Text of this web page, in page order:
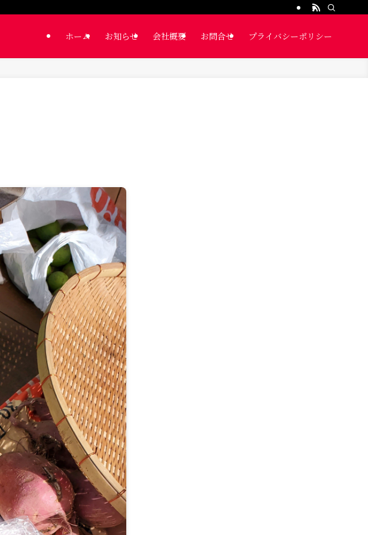
ホーム お知らせ 会社概要 お問合せ プライバシーポリシー